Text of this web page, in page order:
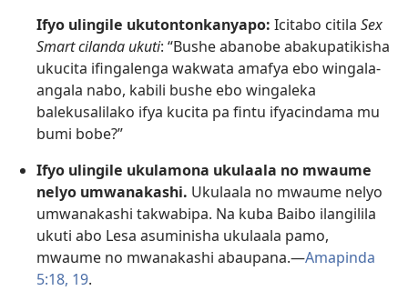
Ifyo ulingile ukutontonkanyapo: Icitabo citila Sex
Smart cilanda ukuti: “Bushe abanobe abakupatikisha
ukucita ifingalenga wakwata amafya ebo wingala-
angala nabo, kabili bushe ebo wingaleka
balekusalilako ifya kucita pa fintu ifyacindama mu
bumi bobe?”
Ifyo ulingile ukulamona ukulaala no mwaume
nelyo umwanakashi. Ukulaala no mwaume nelyo
umwanakashi takwabipa. Na kuba Baibo ilangilila
ukuti abo Lesa asuminisha ukulaala pamo,
mwaume no mwanakashi abaupana.—Amapinda
5:18, 19.